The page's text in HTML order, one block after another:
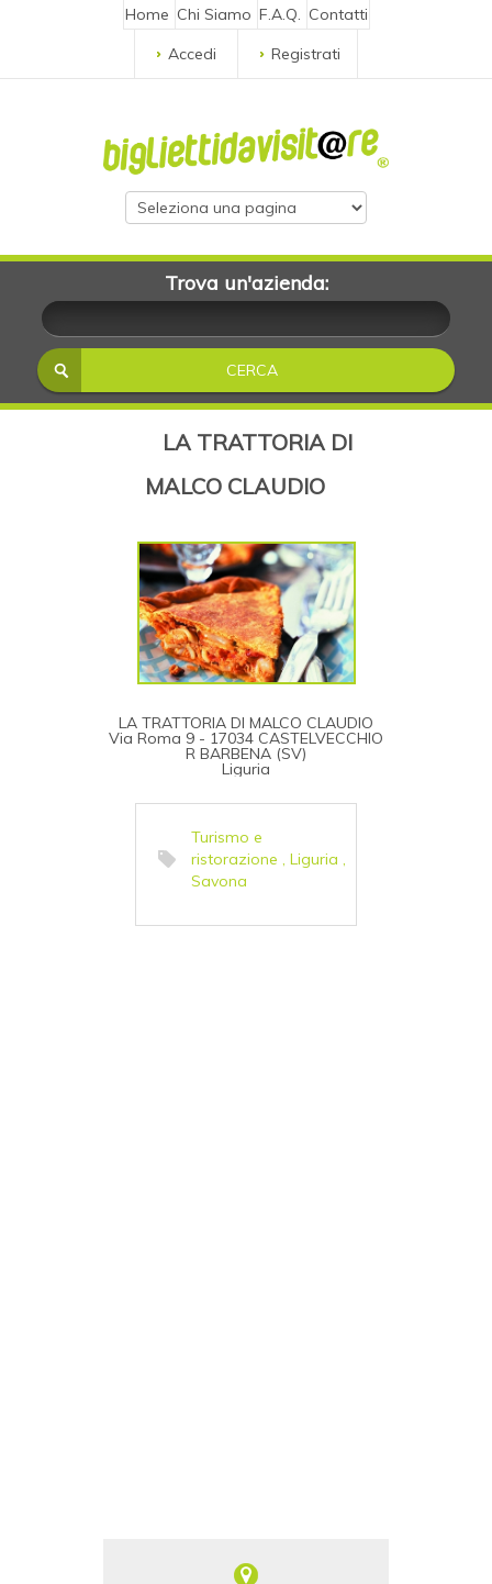
Home Chi Siamo F.A.Q. Contatti
Accedi
Registrati
Trova un'azienda:
LA TRATTORIA DI
MALCO CLAUDIO
LA TRATTORIA DI MALCO CLAUDIO
Via Roma 9 - 17034 CASTELVECCHIO
R BARBENA (SV)
Liguria
Turismo e
ristorazione , Liguria ,
Savona